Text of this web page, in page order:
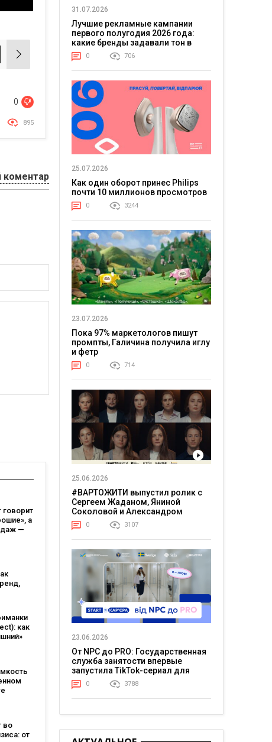
0
895
коментар
говорит
а
—
прав?
как
во
от
31.07.2026
Лучшие рекламные кампании
первого полугодия 2026 года:
какие бренды задавали тон в
отрасли
0 706
25.07.2026
Как один оборот принес Philips
почти 10 миллионов просмотров
0 3244
23.07.2026
Пока 97% маркетологов пишут
промпты, Галичина получила иглу
и фетр
0 714
25.06.2026
#ВАРТОЖИТИ выпустил ролик с
Сергеем Жаданом, Яниной
Соколовой и Александром
Тереном о жизни в постоянном
напряжении
0 3107
23.06.2026
От NPC до PRO: Государственная
служба занятости впервые
запустила TikTok-сериал для
молодежи
0 3788